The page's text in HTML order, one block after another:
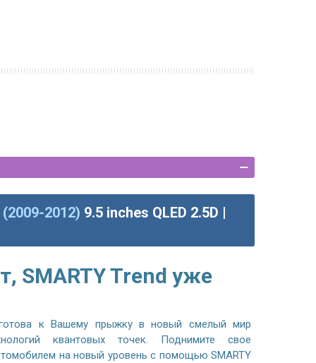
2012) 9.5 inches QLED 2.5D |
SMARTY Trend уже
к Вашему прыжку в новый смелый мир
квантовых точек. Поднимите свое
на новый уровень с помощью SMARTY